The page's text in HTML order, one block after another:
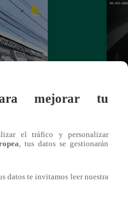
dentro de
mejorar tu
el tráfico y personalizar
, tus datos se gestionarán
datos te invitamos leer nuestra